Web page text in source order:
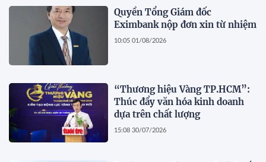
Quyền Tổng Giám đốc
Eximbank nộp đơn xin từ nhiệm
10:05 01/08/2026
“Thương hiệu Vàng TP.HCM”:
Thúc đẩy văn hóa kinh doanh
dựa trên chất lượng
15:08 30/07/2026